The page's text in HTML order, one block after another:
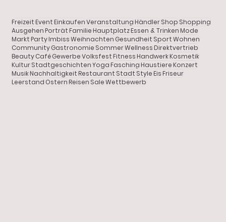
FreizeitEventEinkaufenVeranstaltungHändlerShop Shopping
AusgehenPorträtFamilieHauptplatzEssen & TrinkenMode
MarktPartyImbiss Weihnachten Gesundheit Sport Wohnen
CommunityGastronomie SommerWellnessDirektvertrieb
BeautyCaféGewerbeVolksfestFitnessHandwerkKosmetik
KulturStadtgeschichten YogaFaschingHaustiereKonzert
MusikNachhaltigkeitRestaurant Stadt StyleEisFriseur
Leerstand OsternReisen Sale Wettbewerb
Shopping
Gastronomie
Porträt